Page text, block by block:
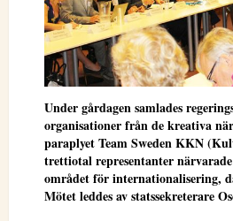
Under gårdagen samlades
organisationer från de kreativa
paraplyet Team Sweden KKN
trettiotal representanter
området för internationalisering,
Mötet leddes av statssekreterare